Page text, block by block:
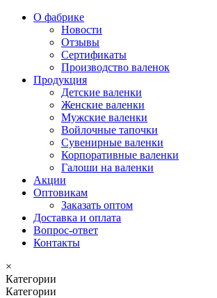
О фабрике
Новости
Отзывы
Сертификаты
Производство валенок
Продукция
Детские валенки
Женские валенки
Мужские валенки
Войлочные тапочки
Сувенирные валенки
Корпоративные валенки
Галоши на валенки
Акции
Оптовикам
Заказать оптом
Доставка и оплата
Вопрос-ответ
Контакты
×
Категории
Категории